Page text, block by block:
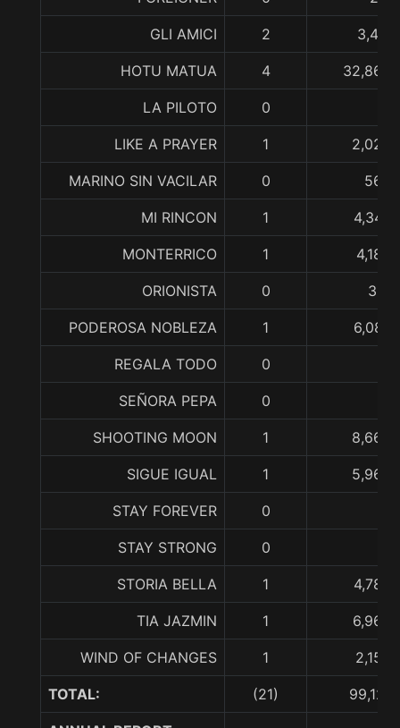
GLI AMICI 2
HOTU MATUA 4
LA PILOTO 0
LIKE A PRAYER 1
MARINO SIN VACILAR 0
MI RINCON 1
MONTERRICO 1
ORIONISTA 0
PODEROSA NOBLEZA 1
REGALA TODO 0
SEÑORA PEPA 0
SHOOTING MOON 1
SIGUE IGUAL 1
STAY FOREVER 0
STAY STRONG 0
STORIA BELLA 1
TIA JAZMIN 1
WIND OF CHANGES 1
TOTAL: (21)